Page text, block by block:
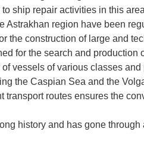
ship repair activities in this
Astrakhan region have been
the construction of large and
for the search and production
vessels of various classes and
the Caspian Sea and the
routes ensures the
history and has gone through